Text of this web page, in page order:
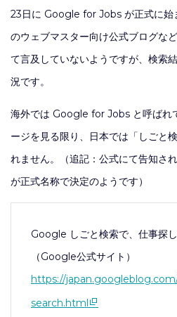
23日に Google for Jobs が正式に始
のウェブマスター向け公式ブログな
て言及していないようですが、検索
況です。
海外では Google for Jobs と呼ばれ
ージを見る限り、日本では「しごと
れません。（追記：公式にて告知さ
が正式名称で決定のようです）
Google しごと検索で、仕事探
（Google公式サイト）
https://
search.html